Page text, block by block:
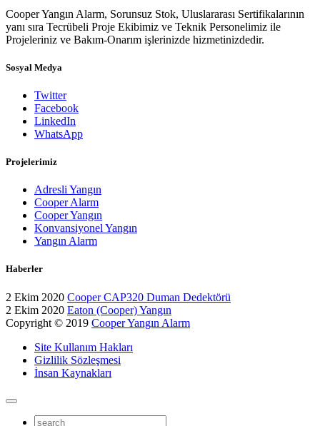
Cooper Yangın Alarm, Sorunsuz Stok, Uluslararası Sertifikalarının
yanı sıra Tecrübeli Proje Ekibimiz ve Teknik Personelimiz ile
Projeleriniz ve Bakım-Onarım işlerinizde hizmetinizdedir.
Sosyal Medya
Twitter
Facebook
LinkedIn
WhatsApp
Projelerimiz
Adresli Yangın
Cooper Alarm
Cooper Yangın
Konvansiyonel Yangın
Yangın Alarm
Haberler
2 Ekim 2020 Cooper CAP320 Duman Dedektörü
2 Ekim 2020 Eaton (Cooper) Yangın
Copyright © 2019 Cooper Yangın Alarm
Site Kullanım Hakları
Gizlilik Sözleşmesi
İnsan Kaynakları